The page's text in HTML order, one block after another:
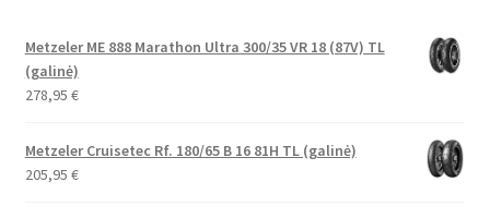
Metzeler ME 888 Marathon Ultra 300/35 VR 18 (87V) TL
(galinė)
278,95 €
Metzeler Cruisetec Rf. 180/65 B 16 81H TL (galinė)
205,95 €